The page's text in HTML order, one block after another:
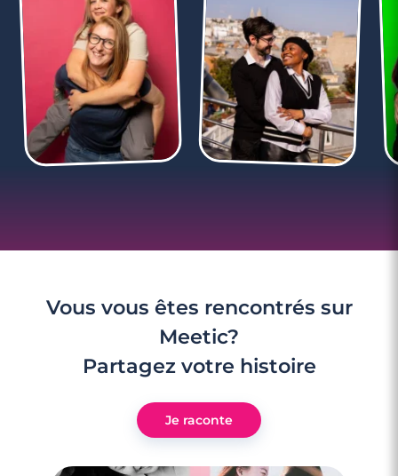
Vous vous êtes rencontrés sur
Meetic?
Partagez votre histoire
Je raconte